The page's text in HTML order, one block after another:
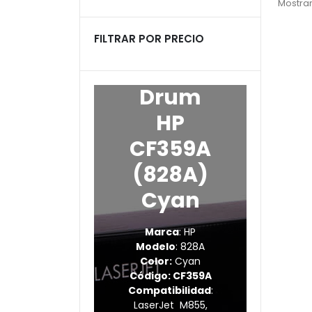
FILTRAR POR PRECIO
Drum
HP
CF359A
(828A)
Cyan
Marca: HP
Modelo: 828A
Color: Cyan
Código: CF359A
Compatibilidad:
LaserJet M855,